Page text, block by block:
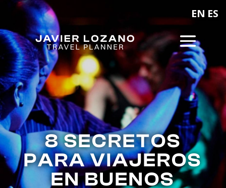
8 SECRETOS
PARA VIAJEROS
EN BUENOS
EN ES